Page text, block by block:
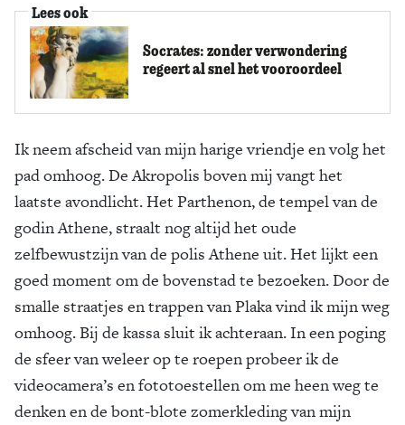
Lees ook
Socrates: zonder verwondering
regeert al snel het vooroordeel
Ik neem afscheid van mijn harige vriendje en volg het
pad omhoog. De Akropolis boven mij vangt het
laatste avondlicht. Het Parthenon, de tempel van de
godin Athene, straalt nog altijd het oude
zelfbewustzijn van de polis Athene uit. Het lijkt een
goed moment om de bovenstad te bezoeken. Door de
smalle straatjes en trappen van Plaka vind ik mijn weg
omhoog. Bij de kassa sluit ik achteraan. In een poging
de sfeer van weleer op te roepen probeer ik de
videocamera’s en fototoestellen om me heen weg te
denken en de bont-blote zomerkleding van mijn